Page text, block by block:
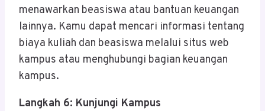
menawarkan beasiswa atau bantuan keuangan
lainnya. Kamu dapat mencari informasi tentang
biaya kuliah dan beasiswa melalui situs web
kampus atau menghubungi bagian keuangan
kampus.
Langkah 6: Kunjungi Kampus